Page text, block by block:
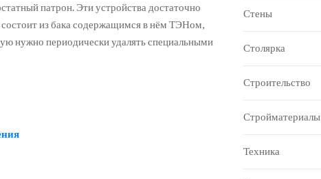
патрон. Эти устройства достаточно
состоит из бака содержащимся в нём ТЭНом,
нужно периодически удалять специальными
Стены
Столярка
Строительство
Стройматериалы
Техника